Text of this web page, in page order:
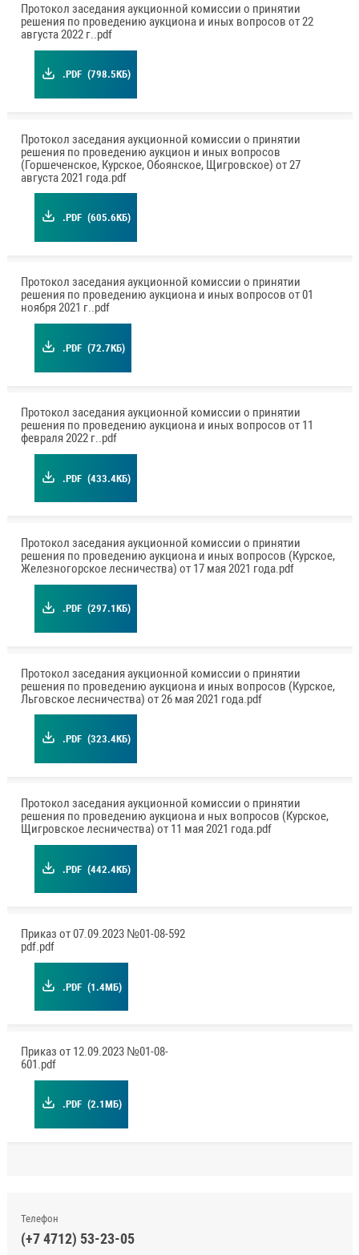
Протокол заседания аукционной комиссии о принятии
решения по проведению аукциона и иных вопросов от 22
августа 2022 г..pdf
.PDF (798.5КБ)
Протокол заседания аукционной комиссии о принятии
решения по проведению аукцион и иных вопросов
(Горшеченское, Курское, Обоянское, Щигровское) от 27
августа 2021 года.pdf
.PDF (605.6КБ)
Протокол заседания аукционной комиссии о принятии
решения по проведению аукциона и иных вопросов от 01
ноября 2021 г..pdf
.PDF (72.7КБ)
Протокол заседания аукционной комиссии о принятии
решения по проведению аукциона и иных вопросов от 11
февраля 2022 г..pdf
.PDF (433.4КБ)
Протокол заседания аукционной комиссии о принятии
решения по проведению аукциона и иных вопросов (Курское,
Железногорское лесничества) от 17 мая 2021 года.pdf
.PDF (297.1КБ)
Протокол заседания аукционной комиссии о принятии
решения по проведению аукциона и иных вопросов (Курское,
Льговское лесничества) от 26 мая 2021 года.pdf
.PDF (323.4КБ)
Протокол заседания аукционной комиссии о принятии
решения по проведению аукциона и ных вопросов (Курское,
Щигровское лесничества) от 11 мая 2021 года.pdf
.PDF (442.4КБ)
Приказ от 07.09.2023 №01-08-592
pdf.pdf
.PDF (1.4МБ)
Приказ от 12.09.2023 №01-08-
601.pdf
.PDF (2.1МБ)
Телефон
(+7 4712) 53-23-05